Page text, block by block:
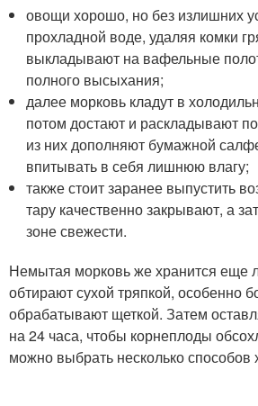
овощи хорошо, но без излишних
прохладной воде, удаляя комки
выкладывают на вафельные
полного высыхания;
далее морковь кладут в
потом достают и раскладывают
из них дополняют бумажной
впитывать в себя лишнюю влагу;
также стоит заранее выпустить
тару качественно закрывают, а
зоне свежести.
Немытая морковь же хранится еще
обтирают сухой тряпкой, особенно
обрабатывают щеткой. Затем
на 24 часа, чтобы корнеплоды
можно выбрать несколько способов